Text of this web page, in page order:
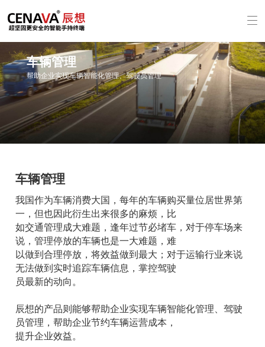
车辆管理
帮助企业实现车辆智能化管理、驾驶员管理
车辆管理
我国作为车辆消费大国，每年的车辆购买量位居世
一，但也因此衍生出来很多的麻烦，
如交通管理成大难题，逢年过节必堵车，对于停车
说，管理停放的车辆也是一大难题，
无法做到实时追踪车辆信息，掌控驾驶
员最新的动向。